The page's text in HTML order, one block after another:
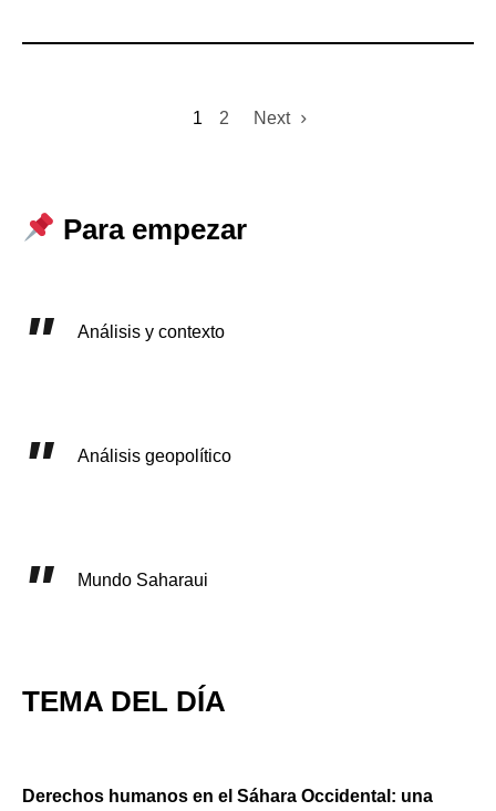
1 2 Next
Para empezar
Análisis y contexto
Análisis geopolítico
Mundo Saharaui
TEMA DEL DÍA
Derechos humanos en el Sáhara Occidental: una